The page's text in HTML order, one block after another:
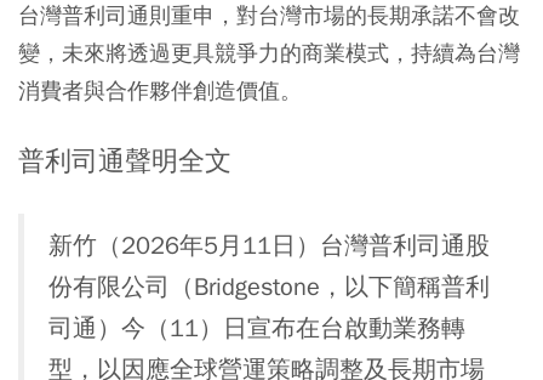
台灣普利司通則重申，對台灣市場的長期承諾不會改
變，未來將透過更具競爭力的商業模式，持續為台灣
消費者與合作夥伴創造價值。
普利司通聲明全文
新竹（2026年5月11日）台灣普利司通股
份有限公司（Bridgestone，以下簡稱普利
司通）今（11）日宣布在台啟動業務轉
型，以因應全球營運策略調整及長期市場